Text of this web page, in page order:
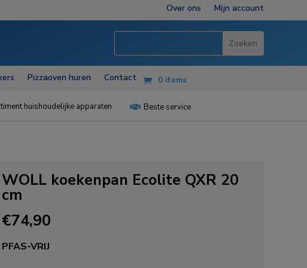
Over ons Mijn account
Pizzaoven huren Contact 0 items
huishoudelijke apparaten  Beste service
WOLL koekenpan Ecolite QXR 20
cm
€74,90
PFAS-VRIJ